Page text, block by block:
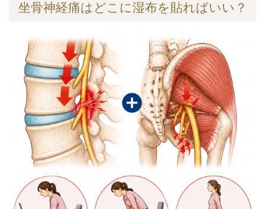
坐骨神経痛はどこに湿布を貼ればいい？